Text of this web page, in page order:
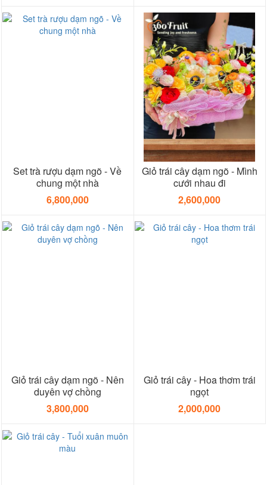
Set trà rượu dạm ngõ - Về
chung một nhà
6,800,000
Giỏ trái cây dạm ngõ - Mình
cưới nhau đi
2,600,000
Giỏ trái cây dạm ngõ - Nên
duyên vợ chồng
3,800,000
Giỏ trái cây - Hoa thơm trái
ngọt
2,000,000